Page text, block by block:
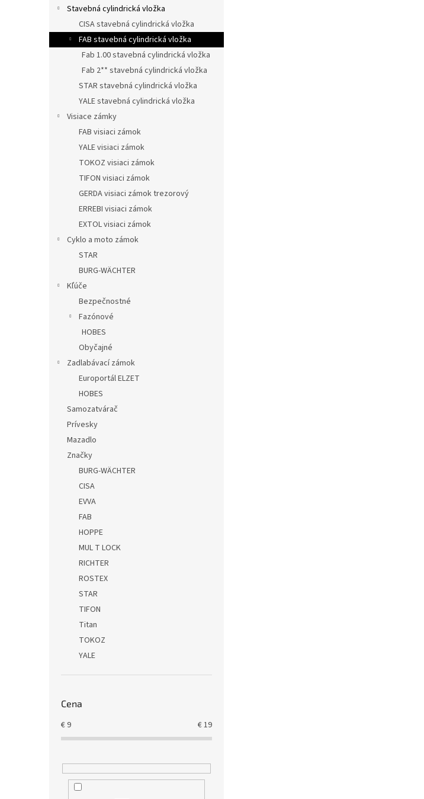
Stavebná cylindrická vložka
CISA stavebná cylindrická vložka
FAB stavebná cylindrická vložka
Fab 1.00 stavebná cylindrická vložka
Fab 2** stavebná cylindrická vložka
STAR stavebná cylindrická vložka
YALE stavebná cylindrická vložka
Visiace zámky
FAB visiaci zámok
YALE visiaci zámok
TOKOZ visiaci zámok
TIFON visiaci zámok
GERDA visiaci zámok trezorový
ERREBI visiaci zámok
EXTOL visiaci zámok
Cyklo a moto zámok
STAR
BURG-WÄCHTER
Kľúče
Bezpečnostné
Fazónové
HOBES
Obyčajné
Zadlabávací zámok
Europortál ELZET
HOBES
Samozatvárač
Prívesky
Mazadlo
Značky
BURG-WÄCHTER
CISA
EVVA
FAB
HOPPE
MUL T LOCK
RICHTER
ROSTEX
STAR
TIFON
Titan
TOKOZ
YALE
Cena
€9 €19